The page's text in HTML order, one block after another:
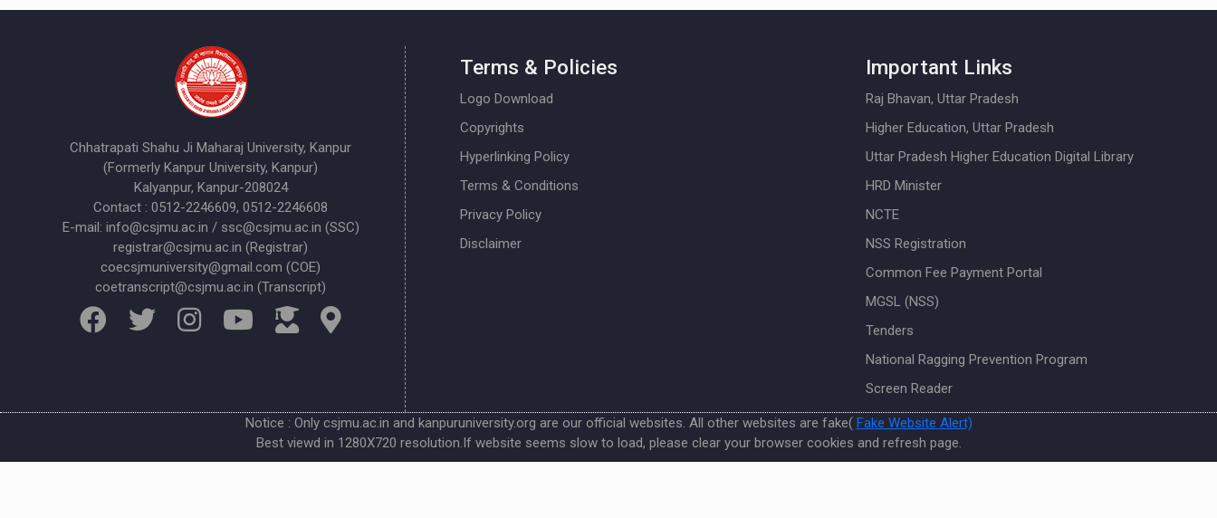
Chhatrapati Shahu Ji Maharaj University, Kanpur
(Formerly Kanpur University, Kanpur)
Kalyanpur, Kanpur-208024
Contact : 0512-2246609, 0512-2246608
E-mail: info@csjmu.ac.in / ssc@csjmu.ac.in (SSC)
registrar@csjmu.ac.in (Registrar)
coecsjmuniversity@gmail.com (COE)
coetranscript@csjmu.ac.in (Transcript)
Terms & Policies
Logo Download
Copyrights
Hyperlinking Policy
Terms & Conditions
Privacy Policy
Disclaimer
Important Links
Raj Bhavan, Uttar Pradesh
Higher Education, Uttar Pradesh
Uttar Pradesh Higher Education Digital Library
HRD Minister
NCTE
NSS Registration
Common Fee Payment Portal
MGSL (NSS)
Tenders
National Ragging Prevention Program
Screen Reader
Notice : Only csjmu.ac.in and kanpuruniversity.org are our official websites. All other websites are fake( Fake Website Alert)
Best viewd in 1280X720 resolution.If website seems slow to load, please clear your browser cookies and refresh page.